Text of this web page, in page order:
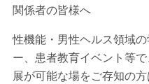
関係者の皆様へ
性機能・男性ヘルス領域
ー、患者教育イベント等
展が可能な場をご存知の